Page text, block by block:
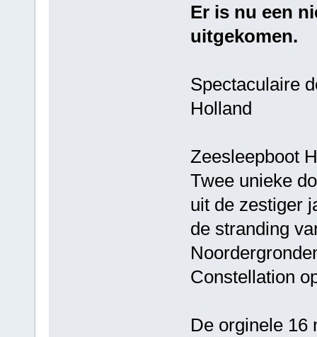
Er is nu een
uitgekomen.
Spectaculaire
Holland
Zeesleepboot
Twee unieke
uit de zestiger
de stranding
Constellation
De orginele 16